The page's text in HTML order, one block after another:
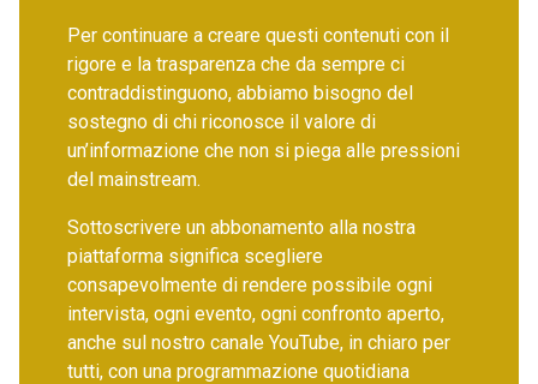
Per continuare a creare questi contenuti con il
rigore e la trasparenza che da sempre ci
contraddistinguono, abbiamo bisogno del
sostegno di chi riconosce il valore di
un’informazione che non si piega alle pressioni
del mainstream.
Sottoscrivere un abbonamento alla nostra
piattaforma significa scegliere
consapevolmente di rendere possibile ogni
intervista, ogni evento, ogni confronto aperto,
anche sul nostro canale YouTube, in chiaro per
tutti, con una programmazione quotidiana